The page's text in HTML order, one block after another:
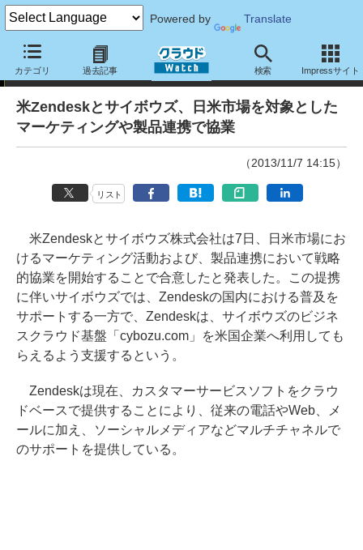
Powered by Translate
カテゴリ 過去記事 検索 Impressサイト
ニュース
米Zendeskとサイボウズ、日米市場を対象とした
マーケティングや製品連携で協業
（2013/11/7 14:15）
リスト
米Zendeskとサイボウズ株式会社は7日、日米市場にお
けるマーケティング活動および、製品連携において戦略
的協業を開始することで合意したと発表した。この提携
に伴いサイボウズでは、Zendeskの国内における普及を
サポートする一方で、Zendeskは、サイボウズのビジネ
スクラウド基盤「cybozu.com」を米国企業へ利用しても
らえるよう支援するという。
Zendeskは現在、カスタマーサービスソフトをクラウ
ドベースで提供することにより、従来の電話やWeb、メ
ールに加え、ソーシャルメディアなどマルチチャネルで
のサポートを提供している。